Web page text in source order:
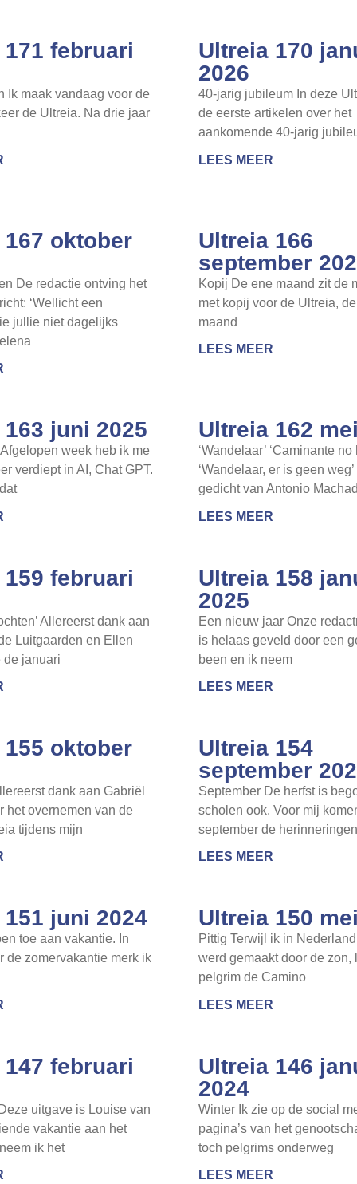
februari
Ik maak vandaag voor de
de Ultreia. Na drie jaar
Ultreia 170
2026
40-jarig jubileum In deze
de eerste artikelen over het
aankomende 40-jarig
LEES MEER
oktober
De redactie ontving het
‘Wellicht een
jullie niet dagelijks
Ultreia 166
september
Kopij De ene maand zit de
met kopij voor de Ultreia,
maand
LEES MEER
juni 2025
week heb ik me
verdiept in AI, Chat GPT.
Ultreia 162
‘Wandelaar’ ‘Caminante
‘Wandelaar, er is geen
gedicht van Antonio
LEES MEER
februari
Allereerst dank aan
Luitgaarden en Ellen
de januari
Ultreia 158
2025
Een nieuw jaar Onze
is helaas geveld door een
been en ik neem
LEES MEER
oktober
dank aan Gabriël
het overnemen van de
tijdens mijn
Ultreia 154
september
September De herfst is
scholen ook. Voor mij
september de
LEES MEER
juni 2024
toe aan vakantie. In
de zomervakantie merk ik
Ultreia 150
Pittig Terwijl ik in
werd gemaakt door de zon,
pelgrim de Camino
LEES MEER
februari
uitgave is Louise van
vakantie aan het
ik het
Ultreia 146
2024
Winter Ik zie op de social
pagina’s van het
toch pelgrims onderweg
LEES MEER